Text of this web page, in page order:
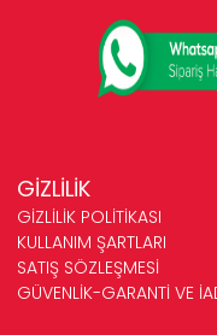
GİZLİLİK
GİZLİLİK POLİTİKASI
KULLANIM ŞARTLARI
SATIŞ SÖZLEŞMESİ
GÜVENLİK-GARANTİ VE